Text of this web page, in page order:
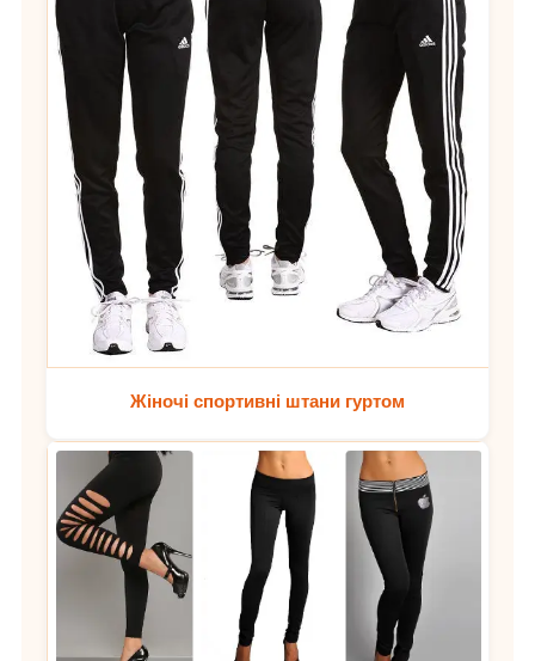
Жіночі спортивні штани гуртом